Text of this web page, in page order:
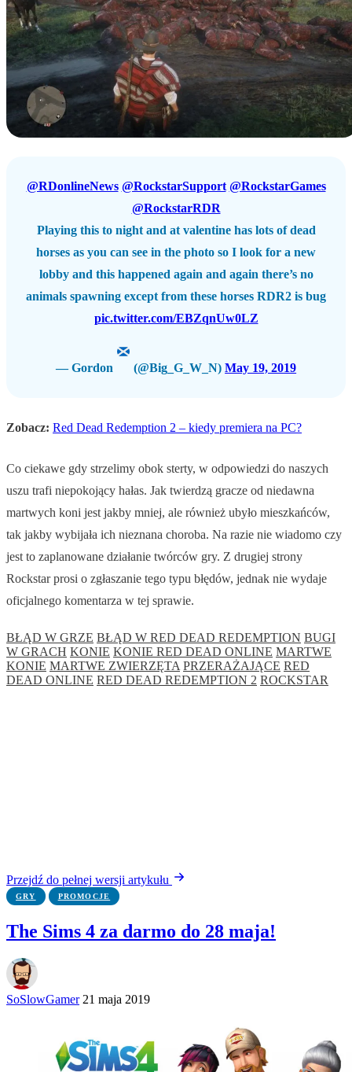
@RDonlineNews @RockstarSupport @RockstarGames
@RockstarRDR
Playing this to night and at valentine has lots of dead
horses as you can see in the photo so I look for a new
lobby and this happened again and again there’s no
animals spawning except from these horses RDR2 is bug
pic.twitter.com/EBZqnUw0LZ
— Gordon (@Big_G_W_N)May 19, 2019
Zobacz: Red Dead Redemption 2 – kiedy premiera na PC?
Co ciekawe gdy strzelimy obok sterty, w odpowiedzi do naszych
uszu trafi niepokojący hałas. Jak twierdzą gracze od niedawna
martwych koni jest jakby mniej, ale również ubyło mieszkańców,
tak jakby wybijała ich nieznana choroba. Na razie nie wiadomo czy
jest to zaplanowane działanie twórców gry. Z drugiej strony
Rockstar prosi o zgłaszanie tego typu błędów, jednak nie wydaje
oficjalnego komentarza w tej sprawie.
BŁĄD W GRZE BŁĄD W RED DEAD REDEMPTION BUGI
W GRACH KONIE KONIE RED DEAD ONLINE MARTWE
KONIE MARTWE ZWIERZĘTA PRZERAŻAJĄCE RED
DEAD ONLINE RED DEAD REDEMPTION 2 ROCKSTAR
Przejdź do pełnej wersji artykułu
GRY PROMOCJE
The Sims 4 za darmo do 28 maja!
SoSlowGamer 21 maja 2019